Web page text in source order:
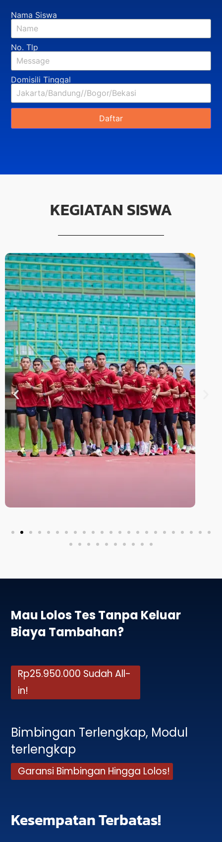
Nama Siswa
No. Tlp
Domisili Tinggal
Daftar
KEGIATAN SISWA
Mau Lolos Tes Tanpa Keluar
Biaya Tambahan?
Rp25.950.000 Sudah All-
in!
Bimbingan Terlengkap, Modul
terlengkap
Garansi Bimbingan Hingga Lolos!
Kesempatan Terbatas!